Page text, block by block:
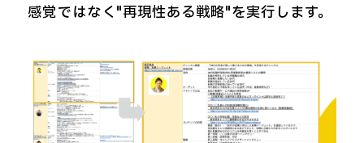
感覚ではなく"再現性ある戦略"を実行します。